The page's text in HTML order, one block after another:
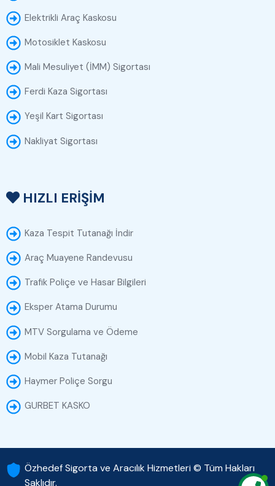
Elektrikli Araç Kaskosu
Motosiklet Kaskosu
Mali Mesuliyet (İMM) Sigortası
Ferdi Kaza Sigortası
Yeşil Kart Sigortası
Nakliyat Sigortası
HIZLI ERİŞİM
Kaza Tespit Tutanağı İndir
Araç Muayene Randevusu
Trafik Poliçe ve Hasar Bilgileri
Eksper Atama Durumu
MTV Sorgulama ve Ödeme
Mobil Kaza Tutanağı
Haymer Poliçe Sorgu
GURBET KASKO
Özhedef Sigorta ve Aracılık Hizmetleri © Tüm Hakları
Saklıdır.